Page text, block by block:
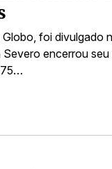
foi divulgado
encerrou
75…